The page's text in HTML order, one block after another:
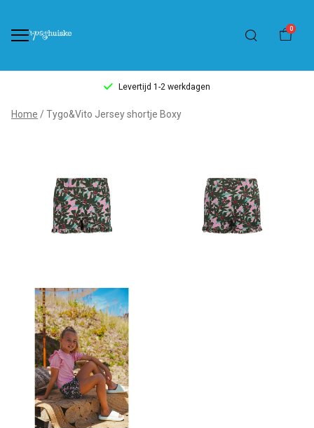
0
Levertijd 1-2 werkdagen
Tygo&Vito
shortje
Boxy
Pashuiske
Home Tygo&Vito Jersey shortje Boxy